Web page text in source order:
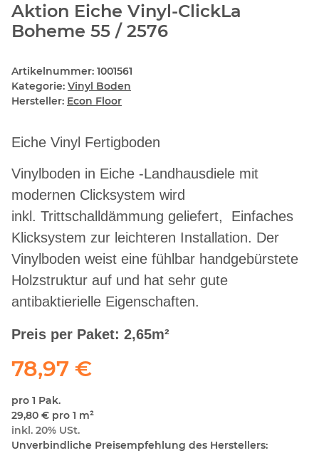
Aktion Eiche Vinyl-ClickLa
Boheme 55 / 2576
Artikelnummer: 1001561
Kategorie: Vinyl Boden
Hersteller: Econ Floor
Eiche Vinyl Fertigboden
Vinylboden in Eiche -Landhausdiele mit
modernen Clicksystem wird
inkl. Trittschalldämmung geliefert, Einfaches
Klicksystem zur leichteren Installation. Der
Vinylboden weist eine fühlbar handgebürstete
Holzstruktur auf und hat sehr gute
antibaktierielle Eigenschaften.
Preis per Paket: 2,65m²
78,97 €
pro 1 Pak.
29,80 € pro 1 m²
inkl. 20% USt.
Unverbindliche Preisempfehlung des Herstellers: